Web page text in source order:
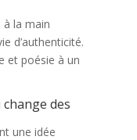
à la main
d’authenticité.
et poésie à un
des
une idée